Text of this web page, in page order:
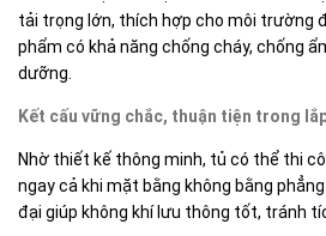
tải trọng lớn, thích hợp cho môi trường
phẩm có khả năng chống cháy, chống
dưỡng.
Kết cấu vững chắc, thuận tiện trong
Nhờ thiết kế thông minh, tủ có thể thi
ngay cả khi mặt bằng không bằng
đại giúp không khí lưu thông tốt, tránh